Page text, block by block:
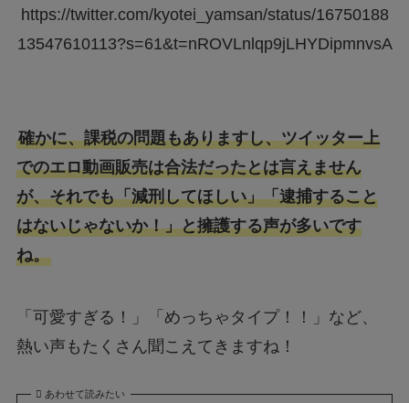
https://twitter.com/kyotei_yamsan/status/16750188
13547610113?s=61&t=nROVLnlqp9jLHYDipmnvsA
確かに、課税の問題もありますし、ツイッター上
でのエロ動画販売は合法だったとは言えません
が、それでも「減刑してほしい」「逮捕すること
はないじゃないか！」と擁護する声が多いです
ね。
「可愛すぎる！」「めっちゃタイプ！！」など、
熱い声もたくさん聞こえてきますね！
あわせて読みたい